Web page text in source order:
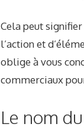
Cela peut
l’action et
oblige à vous
commerciaux
Le nom